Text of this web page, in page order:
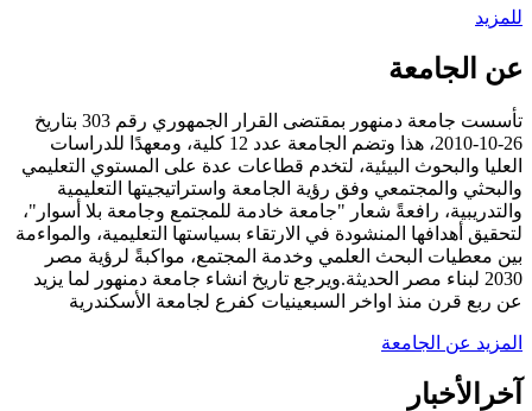
للمزيد
عن الجامعة
تأسست جامعة دمنهور بمقتضى القرار الجمهوري رقم 303 بتاريخ
26-10-2010، هذا وتضم الجامعة عدد 12 كلية، ومعهدًا للدراسات
العليا والبحوث البيئية، لتخدم قطاعات عدة على المستوي التعليمي
والبحثي والمجتمعي وفق رؤية الجامعة واستراتيجيتها التعليمية
والتدريبية، رافعةً شعار "جامعة خادمة للمجتمع وجامعة بلا أسوار"،
لتحقيق أهدافها المنشودة في الارتقاء بسياستها التعليمية، والمواءمة
بين معطيات البحث العلمي وخدمة المجتمع، مواكبةً لرؤية مصر
2030 لبناء مصر الحديثة.ويرجع تاريخ انشاء جامعة دمنهور لما يزيد
عن ربع قرن منذ اواخر السبعينيات كفرع لجامعة الأسكندرية
المزيد عن الجامعة
آخر الأخبار